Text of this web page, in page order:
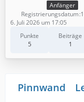
Anfänger
Punkte
5
Beiträge
1
Registrierungsdatum
6. Juli 2026 um 17:05
Pinnwand